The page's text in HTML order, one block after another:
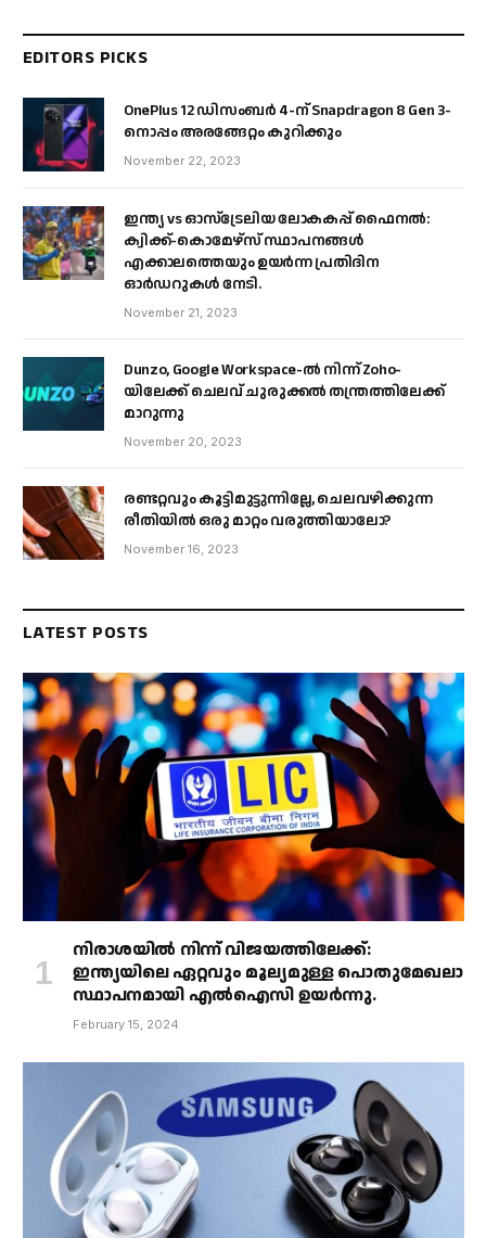
EDITORS PICKS
OnePlus 12 ഡിസംബർ 4-ന് Snapdragon 8 Gen 3-
നൊപ്പം അരങ്ങേറ്റം കുറിക്കും
November 22, 2023
ഇന്ത്യ vs ഓസ്‌ട്രേലിയ ലോകകപ്പ് ഫൈനൽ:
ക്വിക്ക്-കൊമേഴ്‌സ് സ്ഥാപനങ്ങൾ
എക്കാലത്തെയും ഉയർന്ന പ്രതിദിന
ഓർഡറുകൾ നേടി.
November 21, 2023
Dunzo, Google Workspace-ൽ നിന്ന് Zoho-
യിലേക്ക് ചെലവ് ചുരുക്കൽ തന്ത്രത്തിലേക്ക്
മാറുന്നു
November 20, 2023
രണ്ടറ്റവും കൂട്ടിമുട്ടുന്നില്ലേ, ചെലവഴിക്കുന്ന
രീതിയിൽ ഒരു മാറ്റം വരുത്തിയാലോ?
November 16, 2023
LATEST POSTS
നിരാശയിൽ നിന്ന് വിജയത്തിലേക്ക്:
ഇന്ത്യയിലെ ഏറ്റവും മൂല്യമുള്ള പൊതുമേഖലാ
സ്ഥാപനമായി എൽഐസി ഉയർന്നു.
February 15, 2024